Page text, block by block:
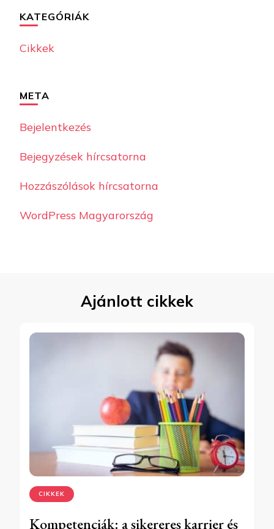
KATEGÓRIÁK
Cikkek
META
Bejelentkezés
Bejegyzések hírcsatorna
Hozzászólások hírcsatorna
WordPress Magyarország
Ajánlott cikkek
CIKKEK
Kompetenciák: a sikereres karrier és